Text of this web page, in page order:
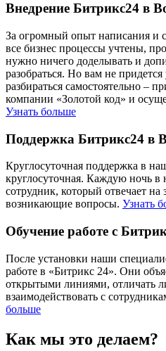
Внедрение Битрикс24 в
За огромный опыт написания и
все бизнес процессы учтены,
нужно ничего доделывать и
разобраться. Но вам не придется
разбираться самостоятельно –
компании «Золотой код» и
Узнать больше
Поддержка Битрикс24 в
Круглосуточная поддержка в
круглосуточная. Каждую ночь
сотрудник, который отвечает
возникающие вопросы. Узнать
Обучение работе с
После установки наши
работе в «Битрикс 24». Они
открытыми линиями, отличать
взаимодействовать с
больше
Как мы это делаем?